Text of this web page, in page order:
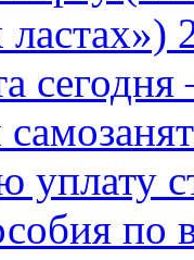
ластах»)
уплату
по